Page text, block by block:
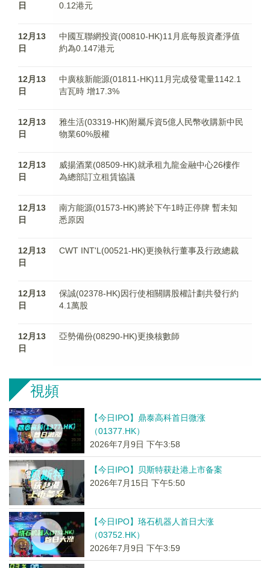
日
0.12港元
12月13
日
中國互聯網投資(00810-HK)11月底每股資產淨值
約為0.147港元
12月13
日
中廣核新能源(01811-HK)11月完成發電量1142.1
吉瓦時 增17.3%
12月13
日
雅生活(03319-HK)附屬斥資5億人民幣收購新中民
物業60%股權
12月13
日
威揚酒業(08509-HK)就承租九龍金融中心26樓作
為總部訂立租賃協議
12月13
日
南方能源(01573-HK)將於下午1時正停牌 暫未知
悉原因
12月13
日
CWT INT'L(00521-HK)更換執行董事及行政總裁
12月13
日
保誠(02378-HK)因行使相關購股權計劃共發行約
4.1萬股
12月13
日
亞勢備份(08290-HK)更換核數師
視頻
【今日IPO】鼎泰高科首日微涨
（01377.HK）
2026年7月9日 下午3:58
【今日IPO】贝斯特获赴港上市备案
2026年7月15日 下午5:50
【今日IPO】珞石机器人首日大涨
（03752.HK）
2026年7月9日 下午3:59